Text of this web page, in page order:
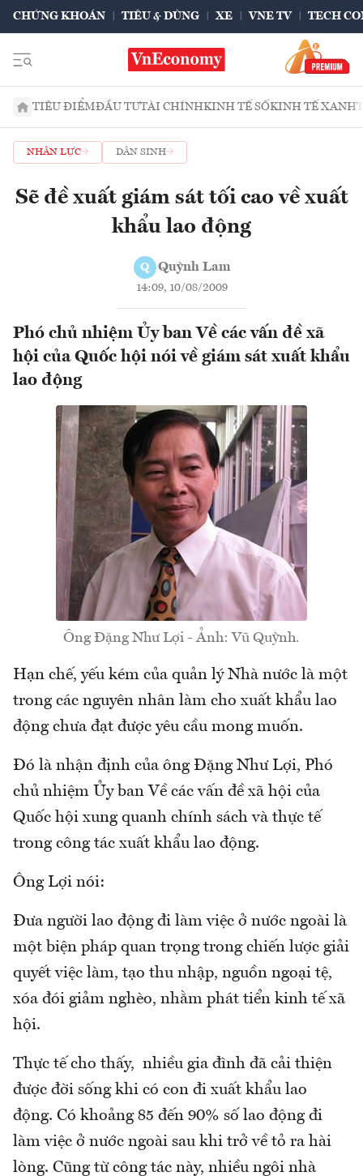
CHỨNG KHOÁN TIÊU & DÙNG XE VNE TV TECH
TIÊU ĐIỂMĐẦU TƯTÀI CHÍNHKINH TẾ SỐKINH TẾ XANH
NHÂN LỰC DÂN SINH
Sẽ đề xuất giám sát tối cao về xuất
khẩu lao động
Q Quỳnh Lam
14:09, 10/08/2009
Phó chủ nhiệm Ủy ban Về các vấn đề xã
hội của Quốc hội nói về giám sát xuất khẩu
lao động
Ông Đặng Như Lợi - Ảnh: Vũ Quỳnh.
Hạn chế, yếu kém của quản lý Nhà nước là một
trong các nguyên nhân làm cho xuất khẩu lao
động chưa đạt được yêu cầu mong muốn.
Đó là nhận định của ông Đặng Như Lợi, Phó
chủ nhiệm Ủy ban Về các vấn đề xã hội của
Quốc hội xung quanh chính sách và thực tế
trong công tác xuất khẩu lao động.
Ông Lợi nói:
Đưa người lao động đi làm việc ở nước ngoài là
một biện pháp quan trọng trong chiến lược giải
quyết việc làm, tạo thu nhập, nguồn ngoại tệ,
xóa đói giảm nghèo, nhằm phát tiển kinh tế xã
hội.
Thực tế cho thấy, nhiều gia đình đã cải thiện
được đời sống khi có con đi xuất khẩu lao
động. Có khoảng 85 đến 90% số lao động đi
làm việc ở nước ngoài sau khi trở về tỏ ra hài
lòng. Cũng từ công tác này, nhiều ngôi nhà